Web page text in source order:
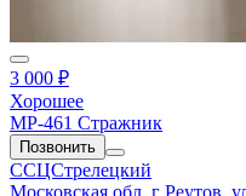
3 000 ₽
Хорошее
МР-461 Стражник
Позвонить
ССЦСтрелецкий
Московская обл, г Реутов,